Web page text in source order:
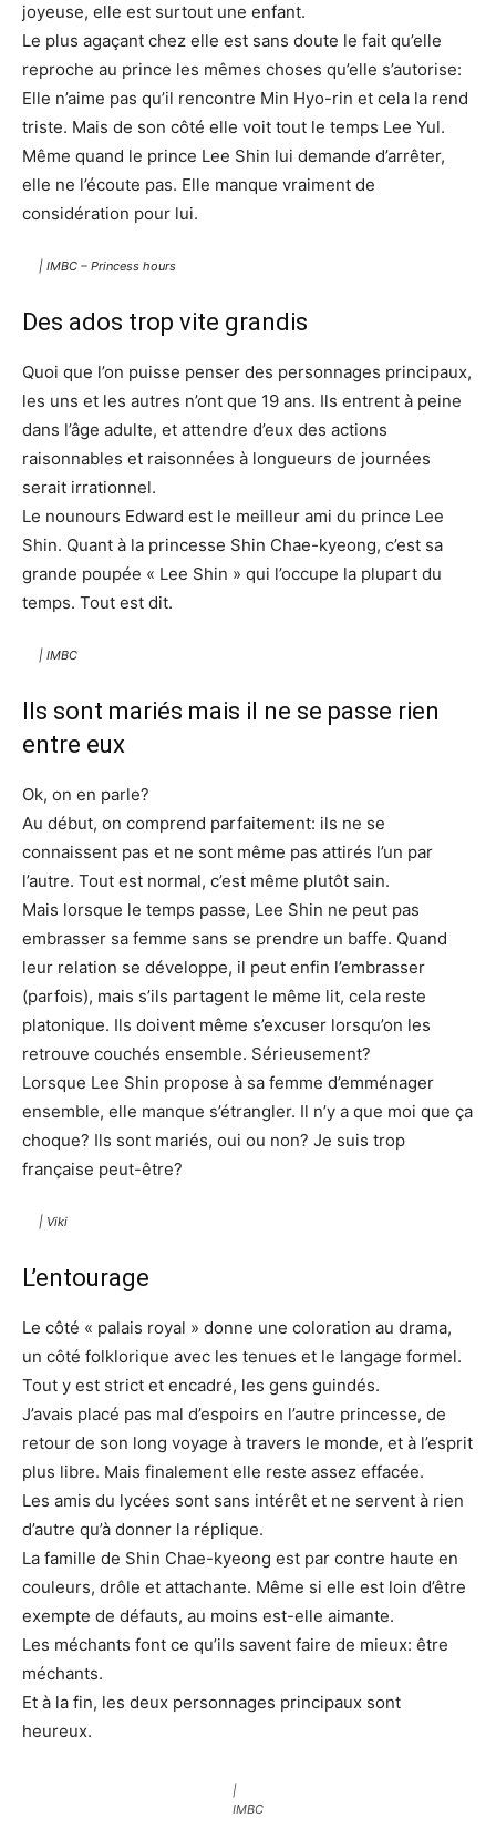
joyeuse, elle est surtout une enfant.
Le plus agaçant chez elle est sans doute le fait qu’elle
reproche au prince les mêmes choses qu’elle s’autorise:
Elle n’aime pas qu’il rencontre Min Hyo-rin et cela la rend
triste. Mais de son côté elle voit tout le temps Lee Yul.
Même quand le prince Lee Shin lui demande d’arrêter,
elle ne l’écoute pas. Elle manque vraiment de
considération pour lui.
| IMBC – Princess hours
Des ados trop vite grandis
Quoi que l’on puisse penser des personnages principaux,
les uns et les autres n’ont que 19 ans. Ils entrent à peine
dans l’âge adulte, et attendre d’eux des actions
raisonnables et raisonnées à longueurs de journées
serait irrationnel.
Le nounours Edward est le meilleur ami du prince Lee
Shin. Quant à la princesse Shin Chae-kyeong, c’est sa
grande poupée « Lee Shin » qui l’occupe la plupart du
temps. Tout est dit.
| IMBC
Ils sont mariés mais il ne se passe rien
entre eux
Ok, on en parle?
Au début, on comprend parfaitement: ils ne se
connaissent pas et ne sont même pas attirés l’un par
l’autre. Tout est normal, c’est même plutôt sain.
Mais lorsque le temps passe, Lee Shin ne peut pas
embrasser sa femme sans se prendre un baffe. Quand
leur relation se développe, il peut enfin l’embrasser
(parfois), mais s’ils partagent le même lit, cela reste
platonique. Ils doivent même s’excuser lorsqu’on les
retrouve couchés ensemble. Sérieusement?
Lorsque Lee Shin propose à sa femme d’emménager
ensemble, elle manque s’étrangler. Il n’y a que moi que ça
choque? Ils sont mariés, oui ou non? Je suis trop
française peut-être?
| Viki
L’entourage
Le côté « palais royal » donne une coloration au drama,
un côté folklorique avec les tenues et le langage formel.
Tout y est strict et encadré, les gens guindés.
J’avais placé pas mal d’espoirs en l’autre princesse, de
retour de son long voyage à travers le monde, et à l’esprit
plus libre. Mais finalement elle reste assez effacée.
Les amis du lycées sont sans intérêt et ne servent à rien
d’autre qu’à donner la réplique.
La famille de Shin Chae-kyeong est par contre haute en
couleurs, drôle et attachante. Même si elle est loin d’être
exempte de défauts, au moins est-elle aimante.
Les méchants font ce qu’ils savent faire de mieux: être
méchants.
Et à la fin, les deux personnages principaux sont
heureux.
|
IMBC